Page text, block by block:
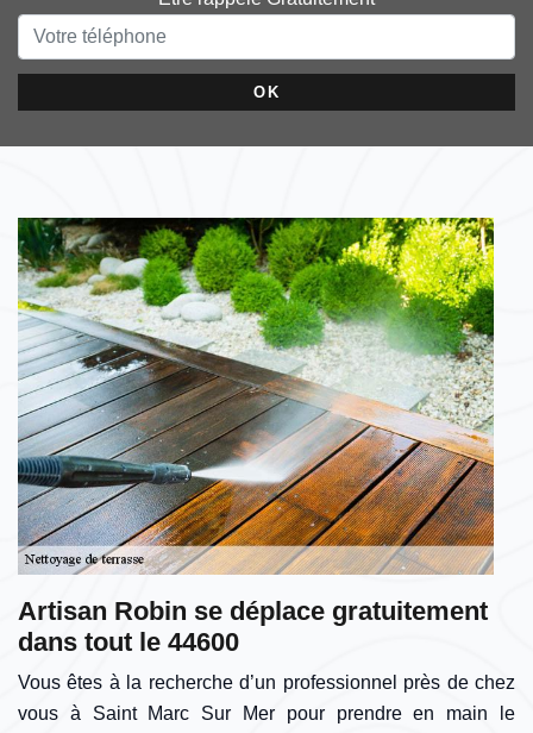
Artisan Robin se déplace gratuitement
dans tout le 44600
Vous êtes à la recherche d’un professionnel près de chez
vous à Saint Marc Sur Mer pour prendre en main le